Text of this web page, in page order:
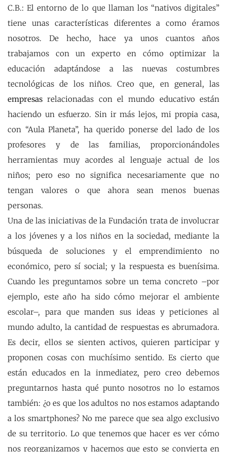
C.B.: El entorno de lo que llaman los “nativos digitales”
tiene unas características diferentes a como éramos
nosotros. De hecho, hace ya unos cuantos años
trabajamos con un experto en cómo optimizar la
educación adaptándose a las nuevas costumbres
tecnológicas de los niños. Creo que, en general, las
empresas relacionadas con el mundo educativo están
haciendo un esfuerzo. Sin ir más lejos, mi propia casa,
con “Aula Planeta”, ha querido ponerse del lado de los
profesores y de las familias, proporcionándoles
herramientas muy acordes al lenguaje actual de los
niños; pero eso no significa necesariamente que no
tengan valores o que ahora sean menos buenas
personas.
Una de las iniciativas de la Fundación trata de involucrar
a los jóvenes y a los niños en la sociedad, mediante la
búsqueda de soluciones y el emprendimiento no
económico, pero sí social; y la respuesta es buenísima.
Cuando les preguntamos sobre un tema concreto –por
ejemplo, este año ha sido cómo mejorar el ambiente
escolar–, para que manden sus ideas y peticiones al
mundo adulto, la cantidad de respuestas es abrumadora.
Es decir, ellos se sienten activos, quieren participar y
proponen cosas con muchísimo sentido. Es cierto que
están educados en la inmediatez, pero creo debemos
preguntarnos hasta qué punto nosotros no lo estamos
también: ¿o es que los adultos no nos estamos adaptando
a los smartphones? No me parece que sea algo exclusivo
de su territorio. Lo que tenemos que hacer es ver cómo
nos reorganizamos y hacemos que esto se convierta en